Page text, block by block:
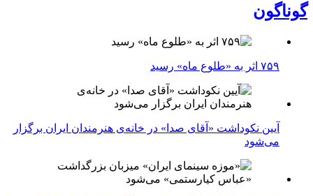
گوناگون
۷۵۹ اثر به «طلوع ماه» رسید
آیین نکوداشت «آقای صدا» در خانه‌ی هنرمندان ایران برگزار
می‌شود